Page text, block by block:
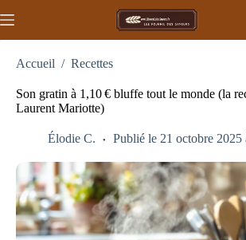
au
Accueil / Recettes
Son gratin à 1,10 € bluffe tout le monde (la
Laurent Mariotte)
Élodie C. Publié le 21 octobre 2025